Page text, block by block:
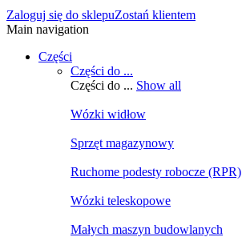
Zaloguj się do sklepuZostań klientem
Main navigation
Części
Części do ...
Części do ... Show all
Wózki widłow
Sprzęt magazynowy
Ruchome podesty robocze (RPR)
Wózki teleskopowe
Małych maszyn budowlanych